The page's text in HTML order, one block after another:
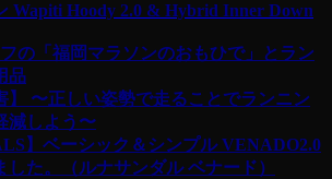
Wapiti Hoody 2.0 & Hybrid Inner Down
フの「福岡マラソンのおもひで」とラン
品
】 〜正しい姿勢で走ることでランニン
減しよう〜
】ベーシック＆シンプル VENADO2.0
た。（ルナサンダル ベナード）